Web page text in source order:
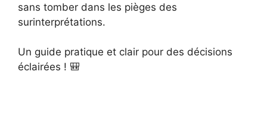
sans tomber dans les pièges des
surinterprétations.
Un guide pratique et clair pour des décisions
éclairées ! 🎒